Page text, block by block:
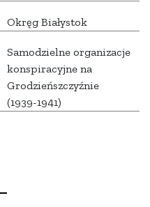
Okręg Białystok
Samodzielne organizacje
konspiracyjne na
Grodzieńszczyźnie
(1939-1941)